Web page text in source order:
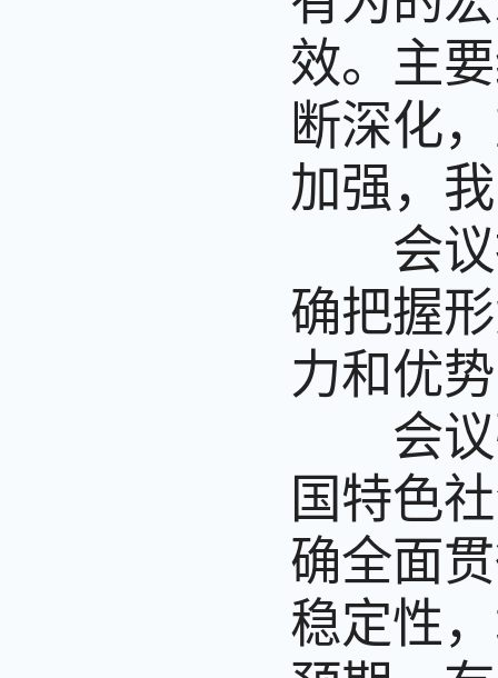
效。主
断深化
加强，
会议
确把握
力和优
会议
国特色
确全面
稳定性